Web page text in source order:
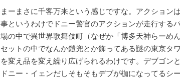
まーまさに千客万来という感じですな。アクション
事というわけでドニー警官のアクションが走行する
場の中で異世界歌舞伎町（なぜか「博多天神らーめ
セットの中でなんか鎧兜とか飾ってある謎の東京タ
を変え品を変え繰り広げられるわけです。デブゴン
ドニー・イェンだしそもそもデブが枷になってるシ